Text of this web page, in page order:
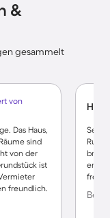
&
gesammelt
von
Das Haus,
sind
von der
ist
freundlich.
Sehr
Ruhe